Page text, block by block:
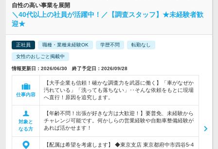
自性の高い事業を展開
＼40代以上の社員が活躍中！／【調査スタッフ】★未経験者歓
迎★
正社員 職種・業種未経験OK 学歴不問 転勤なし
女性のおしごと掲載中
情報更新日：2026/06/30 終了予定日：2026/09/28
仕事内容
【大手企業も信頼！確かな調査力を武器に働く】「車がなぜか
汚れている」「洗っても落ちない」‥そんな依頼をもとに現場
へ直行！原因を追究します。
対象と
なる方
【年齢不問！出張が好きな方は大歓迎！】要普免、未経験から
チャレンジ可能です。何かしらの営業経験や自動車整備経験が
あれば活かせます！
【配属は希望を考慮します】 ◆東京支店 東京都府中市四谷5-4